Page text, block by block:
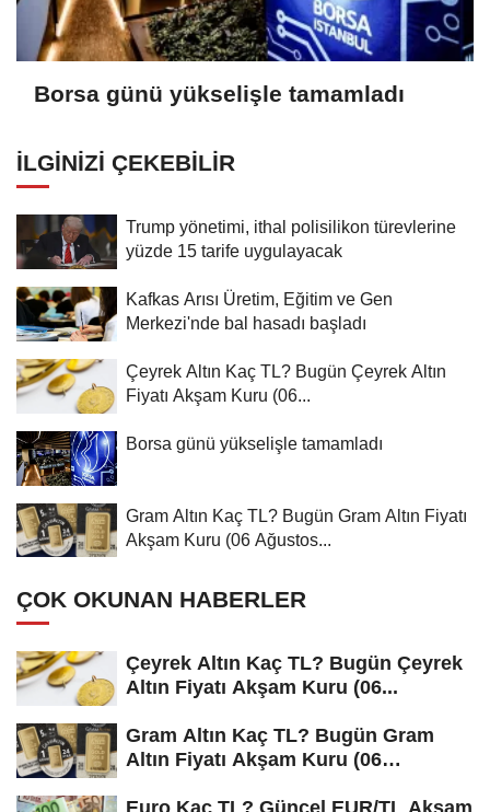
Borsa günü yükselişle tamamladı
İLGINIZI ÇEKEBILIR
Trump yönetimi, ithal polisilikon türevlerine
yüzde 15 tarife uygulayacak
Kafkas Arısı Üretim, Eğitim ve Gen
Merkezi'nde bal hasadı başladı
Çeyrek Altın Kaç TL? Bugün Çeyrek Altın
Fiyatı Akşam Kuru (06...
Borsa günü yükselişle tamamladı
Gram Altın Kaç TL? Bugün Gram Altın Fiyatı
Akşam Kuru (06 Ağustos...
ÇOK OKUNAN HABERLER
Çeyrek Altın Kaç TL? Bugün Çeyrek
Altın Fiyatı Akşam Kuru (06...
Gram Altın Kaç TL? Bugün Gram
Altın Fiyatı Akşam Kuru (06